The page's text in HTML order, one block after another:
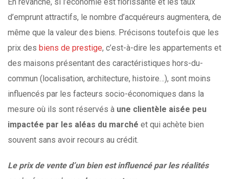
d’emprunt attractifs, le nombre d’acquéreurs augmentera, de
même que la valeur des biens. Précisons toutefois que les
prix des biens de prestige, c’est-à-dire les appartements et
des maisons présentant des caractéristiques hors-du-
commun (localisation, architecture, histoire…), sont moins
influencés par les facteurs socio-économiques dans la
mesure où ils sont réservés à une clientèle aisée peu
impactée par les aléas du marché et qui achète bien
souvent sans avoir recours au crédit.
Le prix de vente d’un bien est influencé par les réalités